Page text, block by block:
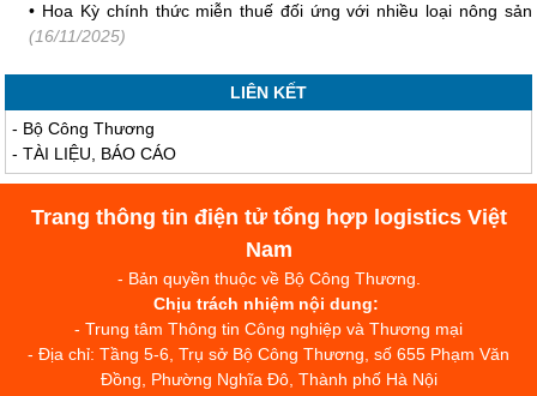
• Hoa Kỳ chính thức miễn thuế đối ứng với nhiều loại nông sản
(16/11/2025)
LIÊN KẾT
- Bộ Công Thương
-TÀI LIỆU, BÁO CÁO
Trang thông tin điện tử tổng hợp logistics Việt
Nam
- Bản quyền thuộc về Bộ Công Thương.
Chịu trách nhiệm nội dung:
- Trung tâm Thông tin Công nghiệp và Thương mại
- Địa chỉ: Tầng 5-6, Trụ sở Bộ Công Thương, số 655 Phạm Văn
Đồng, Phường Nghĩa Đô, Thành phố Hà Nội